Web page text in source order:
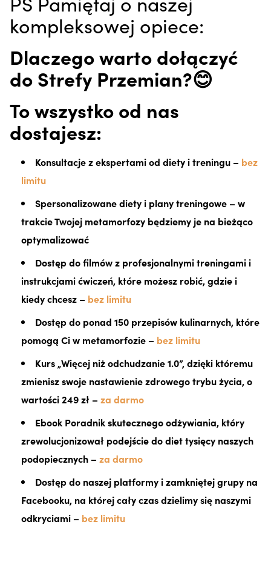
kompleksowej opiece:
Dlaczego warto dołączyć
do Strefy Przemian?😊
To wszystko od nas
dostajesz:
Konsultacje z ekspertami od diety i treningu – bez
limitu
Spersonalizowane diety i plany treningowe – w
trakcie Twojej metamorfozy będziemy je na bieżąco
optymalizować
Dostęp do filmów z profesjonalnymi treningami i
instrukcjami ćwiczeń, które możesz robić, gdzie i
kiedy chcesz – bez limitu
Dostęp do ponad 150 przepisów kulinarnych, które
pomogą Ci w metamorfozie – bez limitu
Kurs „Więcej niż odchudzanie 1.0”, dzięki któremu
zmienisz swoje nastawienie zdrowego trybu życia, o
wartości 249 zł –za darmo
Ebook Poradnik skutecznego odżywiania, który
zrewolucjonizował podejście do diet tysięcy naszych
podopiecznych –za darmo
Dostęp do naszej platformy i zamkniętej grupy na
Facebooku, na której cały czas dzielimy się naszymi
odkryciami – bez limitu